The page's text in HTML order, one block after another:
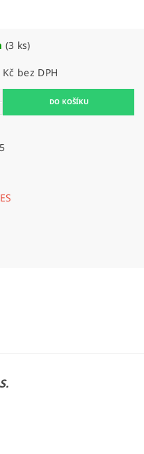
(3 ks)
1 487,60 Kč bez DPH